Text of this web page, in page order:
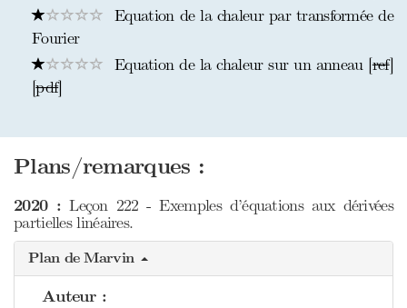
Equation de la chaleur par transformée de
Fourier
Equation de la chaleur sur un anneau [ref]
[pdf]
Plans/remarques :
2020 : Leçon 222 - Exemples d’équations aux dérivées
partielles linéaires.
Plan de Marvin
Auteur :